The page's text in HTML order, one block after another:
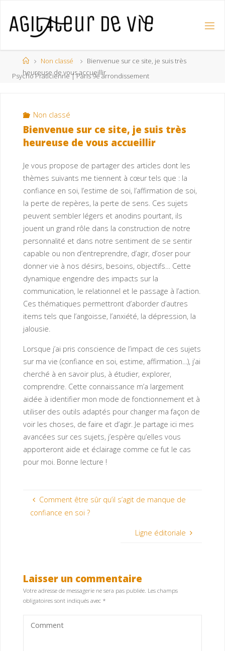
Psycho Praticienne | Paris 9e arrondissement
Non classé
Bienvenue sur ce site, je suis très
heureuse de vous accueillir
Non classé
Bienvenue sur ce site, je suis très
heureuse de vous accueillir
Je vous propose de partager des articles dont les
thèmes suivants me tiennent à cœur tels que : la
confiance en soi, l’estime de soi, l’affirmation de soi,
la perte de repères, la perte de sens. Ces sujets
peuvent sembler légers et anodins pourtant, ils
jouent un grand rôle dans la construction de notre
personnalité et dans notre sentiment de se sentir
capable ou non d’entreprendre, d’agir, d’oser pour
donner vie à nos désirs, besoins, objectifs… Cette
dynamique engendre des impacts sur la
communication, le relationnel et le passage à l’action.
Ces thématiques permettront d’aborder d’autres
items tels que l’angoisse, l’anxiété, la dépression, la
jalousie.
Lorsque j’ai pris conscience de l’impact de ces sujets
sur ma vie (confiance en soi, estime, affirmation…), j’ai
cherché à en savoir plus, à étudier, explorer,
comprendre. Cette connaissance m’a largement
aidée à identifier mon mode de fonctionnement et à
utiliser des outils adaptés pour changer ma façon de
voir les choses, de faire et d’agir. Je partage ici mes
avancées sur ces sujets, j’espère qu’elles vous
apporteront aide et éclairage comme ce fut le cas
pour moi. Bonne lecture !
Comment être sûr qu’il s’agit de manque de
confiance en soi ?
Ligne éditoriale
Laisser un commentaire
Votre adresse de messagerie ne sera pas publiée. Les champs
obligatoires sont indiqués avec *